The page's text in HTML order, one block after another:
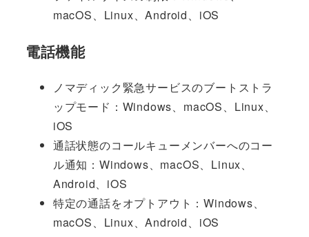
macOS、Linux、Android、iOS
電話機能
ノマディック緊急サービスのブートストラ
ップモード：Windows、macOS、Linux、
iOS
通話状態のコールキューメンバーへのコー
ル通知：Windows、macOS、Linux、
Android、iOS
特定の通話をオプトアウト：Windows、
macOS、Linux、Android、iOS